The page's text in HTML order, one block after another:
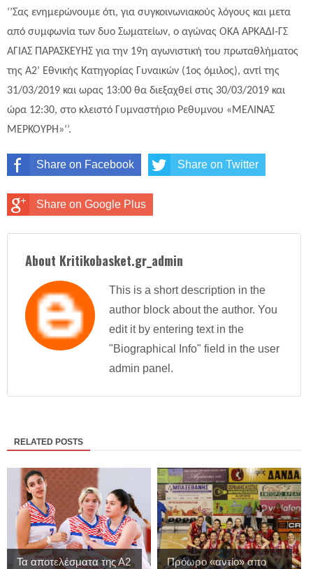
‘’Σας ενημερώνουμε ότι, για συγκοινωνιακούς λόγους και μετα
από συμφωνία των δυο Σωματείων, ο αγώνας ΟΚΑ ΑΡΚΑΔΙ-ΓΣ
ΑΓΙΑΣ ΠΑΡΑΣΚΕΥΗΣ για την 19η αγωνιστική του πρωταθλήματος
της Α2’ Εθνικής Κατηγορίας Γυναικών (1ος όμιλος), αντί της
31/03/2019 και ωρας 13:00 θα διεξαχθεί στις 30/03/2019 και
ώρα 12:30, στο κλειστό Γυμναστήριο Ρεθυμνου «ΜΕΛΙΝΑΣ
ΜΕΡΚΟΥΡΗ»’’.
Share on Facebook Share on Twitter
Share on Google Plus
About Kritikobasket.gr_admin
This is a short description in the
author block about the author. You
edit it by entering text in the
"Biographical Info" field in the user
admin panel.
RELATED POSTS
Τα αποτελέσματα της Α2
Πρόωρο «αντίο» απο